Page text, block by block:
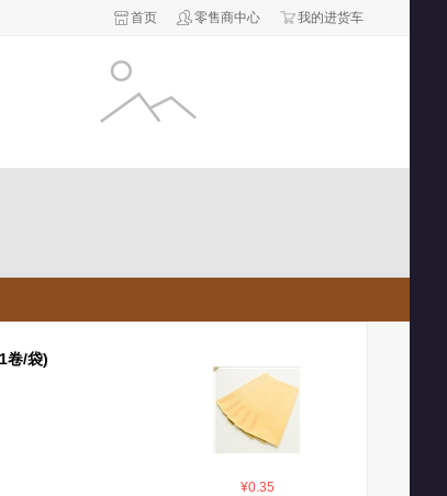
首页 零售商中心 我的进货车
卷/袋)
¥0.35